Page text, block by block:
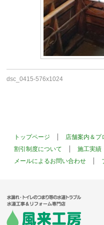
dsc_0415-576x1024
トップページ 店舗案内＆プ
割引制度について
施工実績
メールによるお問い合わせ